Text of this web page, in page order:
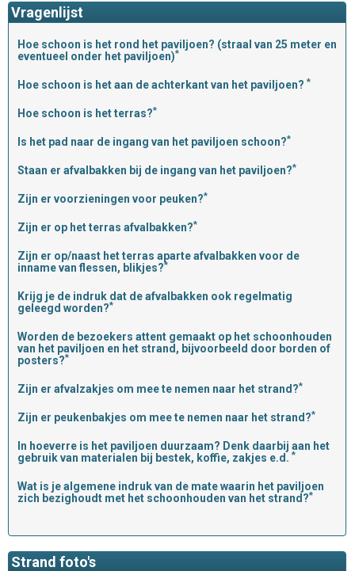
Vragenlijst
Hoe schoon is het rond het paviljoen? (straal van 25 meter en
eventueel onder het paviljoen)*
Hoe schoon is het aan de achterkant van het paviljoen? *
Hoe schoon is het terras?*
Is het pad naar de ingang van het paviljoen schoon?*
Staan er afvalbakken bij de ingang van het paviljoen?*
Zijn er voorzieningen voor peuken?*
Zijn er op het terras afvalbakken?*
Zijn er op/naast het terras aparte afvalbakken voor de
inname van flessen, blikjes?*
Krijg je de indruk dat de afvalbakken ook regelmatig
geleegd worden?*
Worden de bezoekers attent gemaakt op het schoonhouden
van het paviljoen en het strand, bijvoorbeeld door borden of
posters?*
Zijn er afvalzakjes om mee te nemen naar het strand?*
Zijn er peukenbakjes om mee te nemen naar het strand?*
In hoeverre is het paviljoen duurzaam? Denk daarbij aan het
gebruik van materialen bij bestek, koffie, zakjes e.d. *
Wat is je algemene indruk van de mate waarin het paviljoen
zich bezighoudt met het schoonhouden van het strand?*
Strand foto's